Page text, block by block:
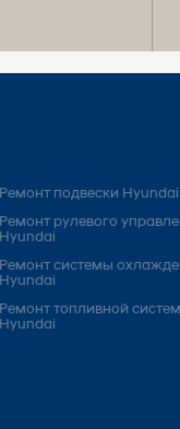
Ремонт подвески Hyundai
Ремонт рулевого
Hyundai
Ремонт системы
Hyundai
Ремонт топливной
Hyundai